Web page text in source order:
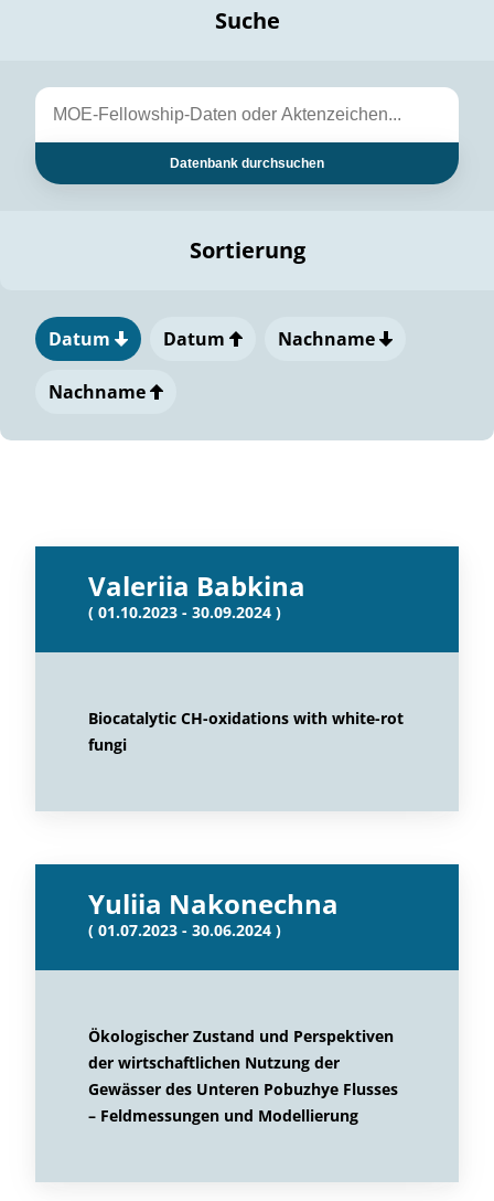
Suche
Datenbank durchsuchen
Sortierung
Datum Datum Nachname
Nachname
Valeriia Babkina
( 01.10.2023 - 30.09.2024 )
Biocatalytic CH-oxidations with white-rot
fungi
Yuliia Nakonechna
( 01.07.2023 - 30.06.2024 )
Ökologischer Zustand und Perspektiven
der wirtschaftlichen Nutzung der
Gewässer des Unteren Pobuzhye Flusses
– Feldmessungen und Modellierung